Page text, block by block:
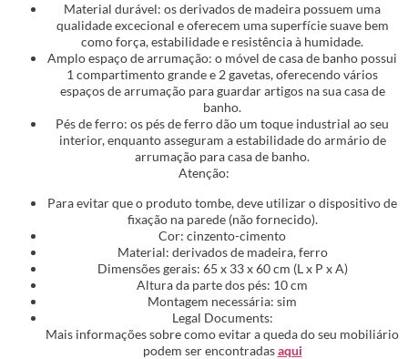
Material durável: os derivados de madeira possuem uma
qualidade excecional e oferecem uma superfície suave bem
como força, estabilidade e resistência à humidade.
Amplo espaço de arrumação: o móvel de casa de banho possui
1 compartimento grande e 2 gavetas, oferecendo vários
espaços de arrumação para guardar artigos na sua casa de
banho.
Pés de ferro: os pés de ferro dão um toque industrial ao seu
interior, enquanto asseguram a estabilidade do armário de
arrumação para casa de banho.
Atenção:
Para evitar que o produto tombe, deve utilizar o dispositivo de
fixação na parede (não fornecido).
Cor: cinzento-cimento
Material: derivados de madeira, ferro
Dimensões gerais: 65 x 33 x 60 cm (L x P x A)
Altura da parte dos pés: 10 cm
Montagem necessária: sim
Legal Documents:
Mais informações sobre como evitar a queda do seu mobiliário
podem ser encontradasaqui